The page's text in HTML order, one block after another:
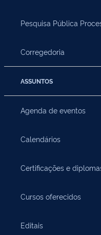
Pesquisa Pública
Corregedoria
ASSUNTOS
Agenda de eventos
Calendários
Certificações e
Cursos oferecidos
Editais